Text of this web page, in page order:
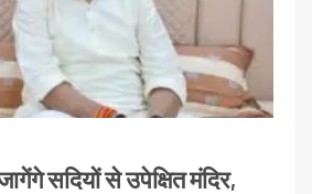
सदियों से उपेक्षित मंदिर,